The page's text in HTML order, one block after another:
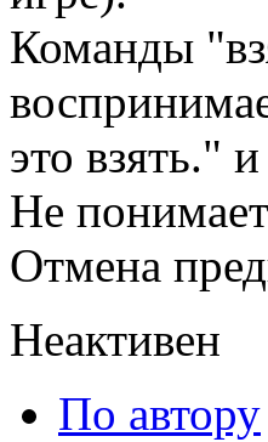
Команды
это взять."
Не
Отмена
Неактивен
По автору